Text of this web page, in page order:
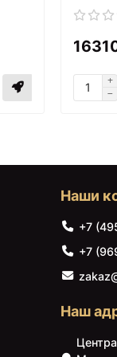
51331 ₽
Унитаз Artceram
Унитаз Artceram
Наши
+7
+7
Наш